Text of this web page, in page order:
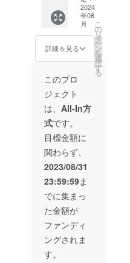
アドレ
スにて
送らせ
だきま
す。 〜
キング
映像」
につい
て〜 ・
間：約
10分 ・
提供方
法：視
聴用の
URLを
CAMPF
IREメッ
セージ
で送信
・本リ
ターン
の内容
す。 ※
ケータ
リング
商品に
関して
定させ
ていた
だきま
す。
せてい
ただき
ます。
【内
容】 ☆
お礼の
メッ
セージ
メール
☆監督
＆キャ
ストか
らのお
礼の動
画 ☆メ
イキン
グ写真
☆メイ
キング
映像 ☆
脚本
PDF ☆
関係者
試写会
にご招
2024
年08
月
詳細を見る
こ
の
リ
タ
ー
ン
を
選
択
す
る
このプロ
ジェクト
は、 All-In方
式です。
目標金額に
関わらず、
2023/08/31
23:59:59ま
でに集まっ
た金額が
ファンディ
ングされま
す。